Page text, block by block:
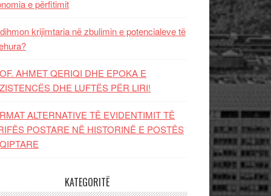
e përfitimit
krijimtaria në zbulimin e potencialeve të
AHMET QERIQI DHE EPOKA E
DHE LUFTЁS PЁR LIRI!
ALTERNATIVE TË EVIDENTIMIT TË
POSTARE NË HISTORINË E POSTËS
KATEGORITË